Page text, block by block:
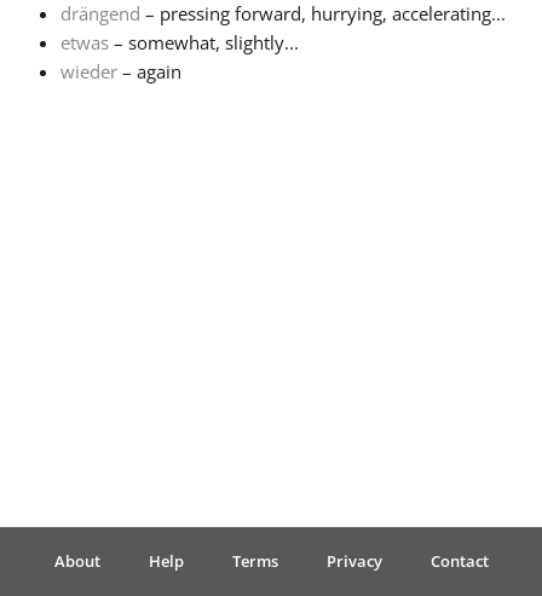
Español
Português
drängend – pressing forward, hurrying, accelerating...
etwas – somewhat, slightly...
wieder – again
About Help Terms Privacy Contact